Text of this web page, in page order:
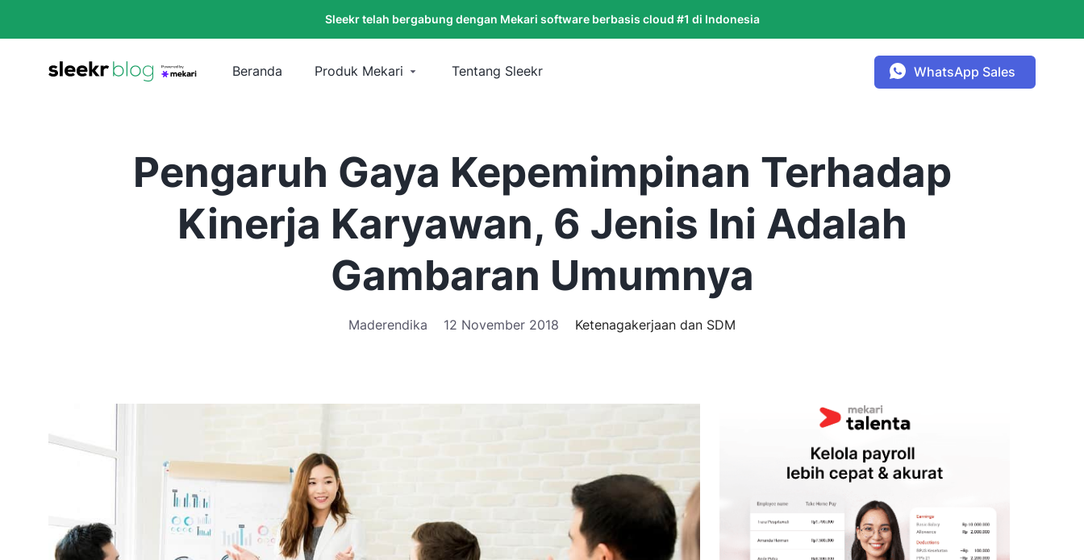
Sleekr telah bergabung dengan Mekari software berbasis cloud #1 di Indonesia
Beranda Produk Mekari Tentang Sleekr WhatsApp Sales
Pengaruh Gaya Kepemimpinan Terhadap
Kinerja Karyawan, 6 Jenis Ini Adalah
Gambaran Umumnya
Maderendika 12 November 2018 Ketenagakerjaan dan SDM